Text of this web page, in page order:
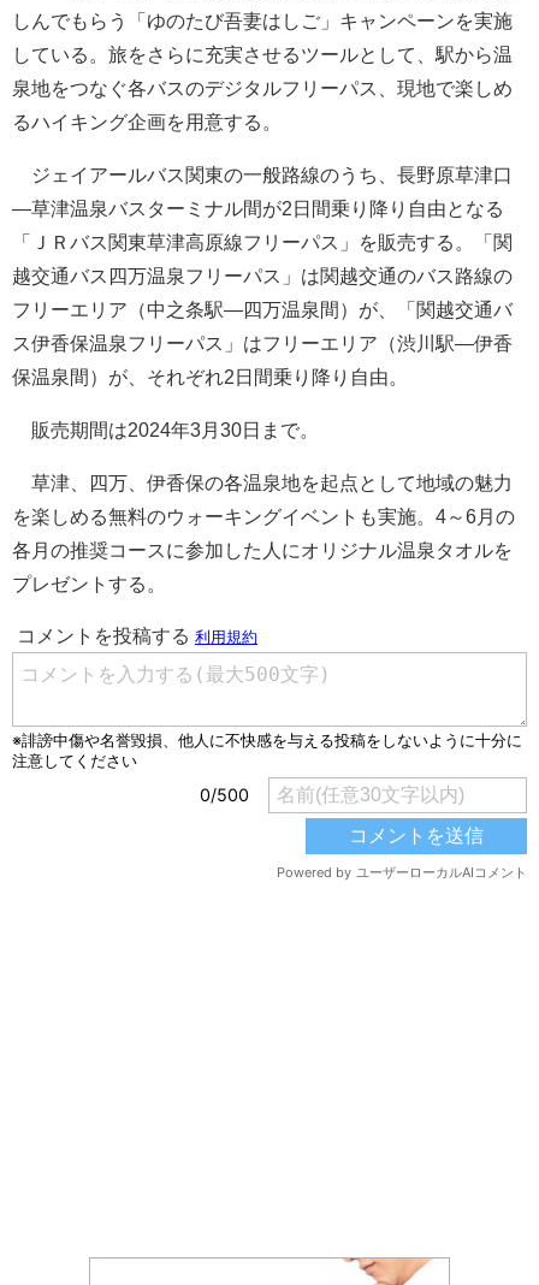
しんでもらう「ゆのたび吾妻はしご」キャンペーンを実施
している。旅をさらに充実させるツールとして、駅から温
泉地をつなぐ各バスのデジタルフリーパス、現地で楽しめ
るハイキング企画を用意する。
ジェイアールバス関東の一般路線のうち、長野原草津口
―草津温泉バスターミナル間が2日間乗り降り自由となる
「ＪＲバス関東草津高原線フリーパス」を販売する。「関
越交通バス四万温泉フリーパス」は関越交通のバス路線の
フリーエリア（中之条駅―四万温泉間）が、「関越交通バ
ス伊香保温泉フリーパス」はフリーエリア（渋川駅―伊香
保温泉間）が、それぞれ2日間乗り降り自由。
販売期間は2024年3月30日まで。
草津、四万、伊香保の各温泉地を起点として地域の魅力
を楽しめる無料のウォーキングイベントも実施。4～6月の
各月の推奨コースに参加した人にオリジナル温泉タオルを
プレゼントする。